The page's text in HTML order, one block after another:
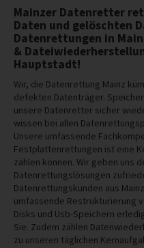
Mainzer Datenretter
Daten und gelöschten
Datenrettungen in
&
Hauptstadt!
Wir, die Datenrettung Mainz
defekten Datenträger.
unsere Datenretter sicher
wissen bei allen
Unsere umfassende
Festplattenrettungen ist eine
zählen können. Wir geben uns
Datenrettungslösungen
Datenrettungskunden aus
umfassende Restrukturierung
Disks und Usb-Speichern
Sie. Zudem zählen
zu unseren täglichen